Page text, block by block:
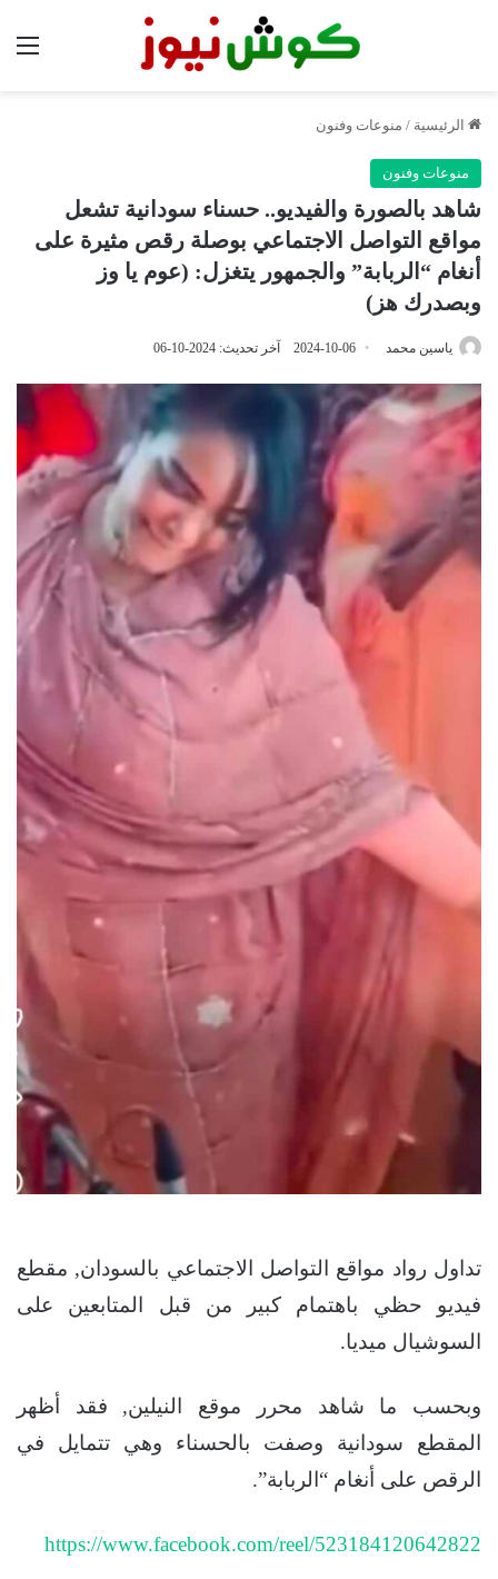
الرئيسية / منوعات وفنون
منوعات وفنون
شاهد بالصورة والفيديو.. حسناء سودانية تشعل
مواقع التواصل الاجتماعي بوصلة رقص مثيرة على
أنغام “الربابة” والجمهور يتغزل: (عوم يا وز
وبصدرك هز)
ياسين محمد 2024-10-06 آخر تحديث: 2024-10-06
تداول رواد مواقع التواصل الاجتماعي بالسودان, مقطع
فيديو حظي باهتمام كبير من قبل المتابعين على
السوشيال ميديا.
وبحسب ما شاهد محرر موقع النيلين, فقد أظهر
المقطع سودانية وصفت بالحسناء وهي تتمايل في
الرقص على أنغام “الربابة”.
https://www.facebook.com/reel/523184120642822